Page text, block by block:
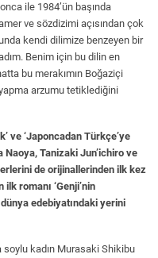
ile 1984’ün başında
ve sözdizimi açısından çok
kendi dilimize benzeyen bir
Benim için bu dilin en
bu merakımın Boğaziçi
arzumu tetiklediğini
ve ‘Japoncadan Türkçe’ye
Naoya, Tanizaki Jun’ichiro ve
de orijinallerinden ilk kez
romanı ‘Genji’nin
dünya edebiyatındaki yerini
soylu kadın Murasaki Shikibu